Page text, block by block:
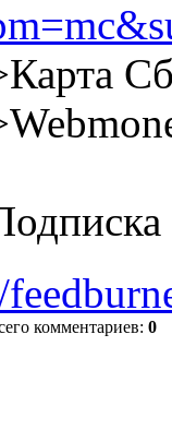
комментариев: 0